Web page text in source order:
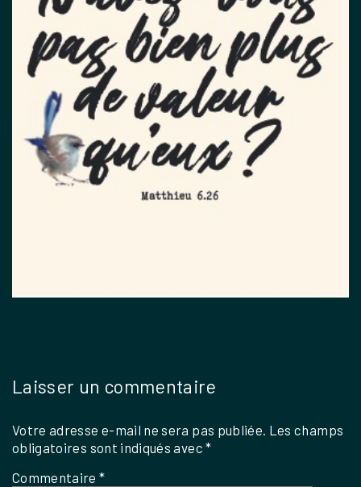
Laisser un commentaire
Votre adresse e-mail ne sera pas publiée. Les champs
obligatoires sont indiqués avec*
Commentaire*